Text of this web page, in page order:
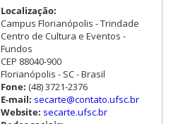
Localização:
Campus Florianópolis - Trindade
Centro de Cultura e Eventos -
Fundos
CEP 88040-900
Florianópolis - SC - Brasil
Fone: (48) 3721-2376
E-mail: secarte@contato.ufsc.br
Website: secarte.ufsc.br